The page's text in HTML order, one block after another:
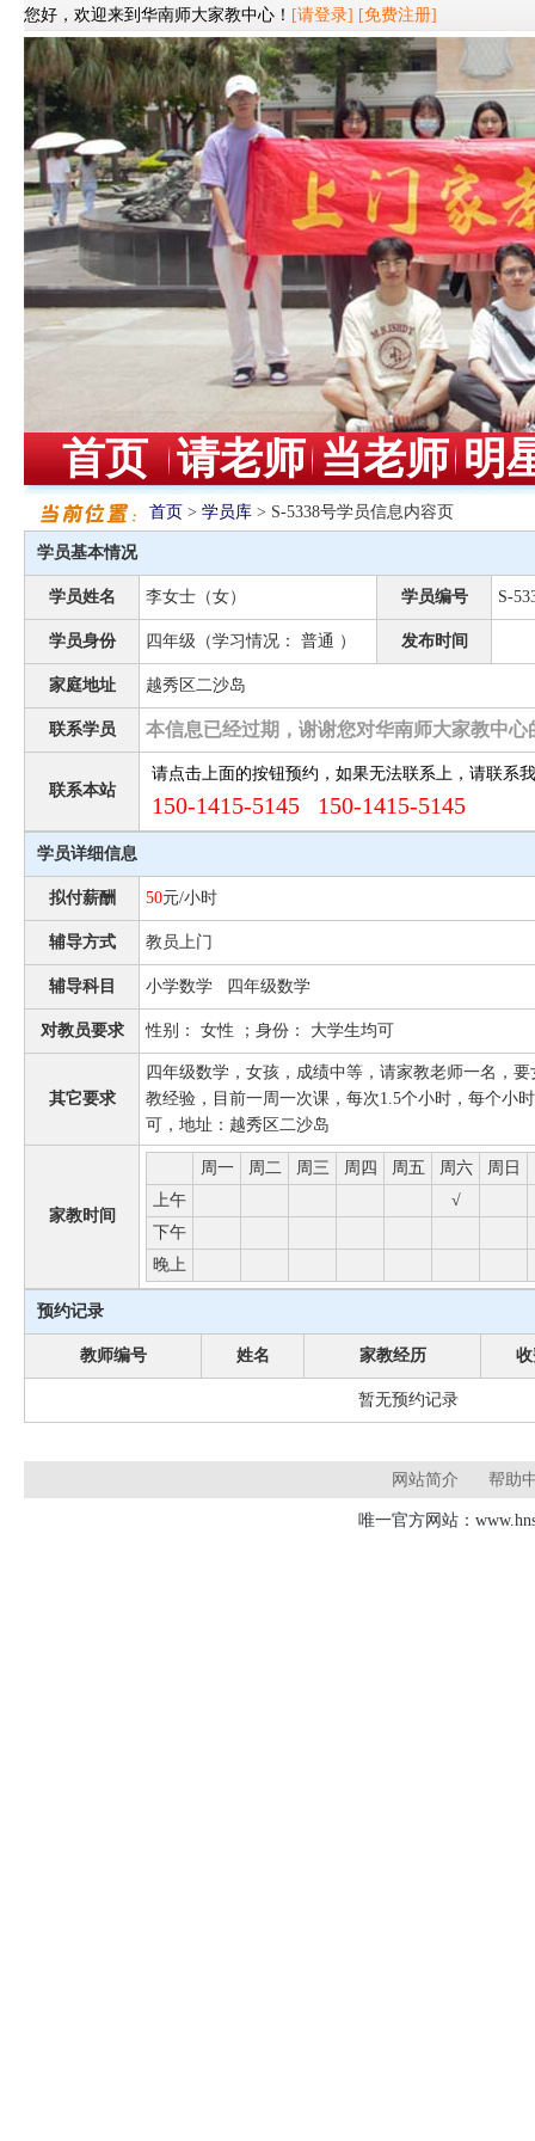
您好，欢迎来到华南师大家教中心！ [请登录] [免费注册]
首页 请老师 当老师 明
首页 > 学员库 > S-5338号学员信息内容页
学员基本情况
学员姓名 李女士（女） 学员编号 S-
学员身份 四年级（学习情况： 普通 ） 发布时间
家庭地址 越秀区二沙岛
联系学员 本信息已经过期，谢谢您对华南师大家教中心
联系本站
请点击上面的按钮预约，如果无法联系上，请联系
150-1415-5145 150-1415-5145
学员详细信息
拟付薪酬 50元/小时
辅导方式 教员上门
辅导科目 小学数学 四年级数学
对教员要求 性别： 女性 ；身份： 大学生均可
其它要求
四年级数学，女孩，成绩中等，请家教老师一名，
教经验，目前一周一次课，每次1.5个小时，每个小
可，地址：越秀区二沙岛
家教时间
周一 周二 周三 周四 周五 周六 周日
上午
√
下午
晚上
预约记录
教师编号 姓名 家教经历
暂无预约记录
网站简介 帮助
唯一官方网站：